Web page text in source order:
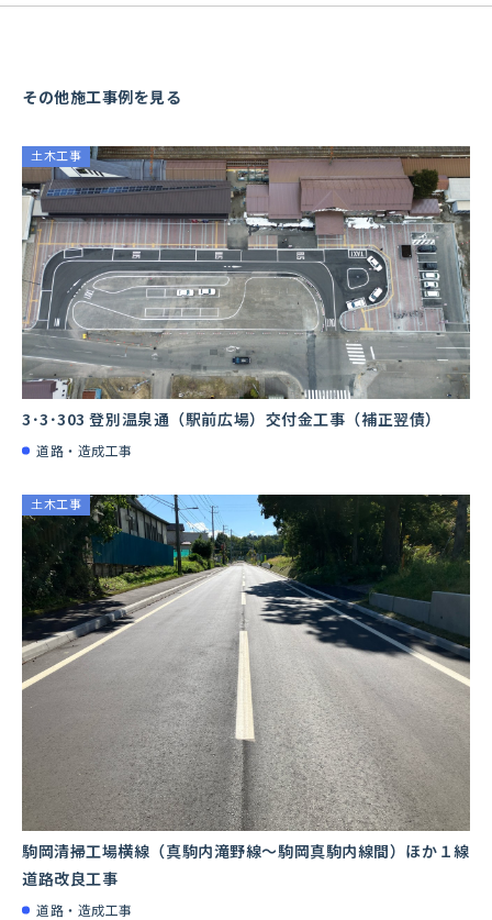
その他施工事例を見る
土木工事
3･3･303 登別温泉通（駅前広場）交付金工事（補正翌債）
道路・造成工事
土木工事
駒岡清掃工場横線（真駒内滝野線～駒岡真駒内線間）ほか１線
道路改良工事
道路・造成工事